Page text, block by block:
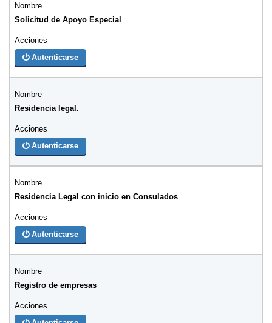
Solicitud de Apoyo Especial
Autenticarse
Residencia legal.
Autenticarse
Residencia Legal con inicio en Consulados
Autenticarse
Registro de empresas